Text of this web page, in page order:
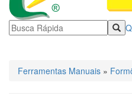
Ferramentas Manuais »